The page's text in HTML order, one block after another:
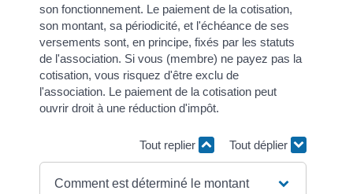
son fonctionnement. Le paiement de la cotisation,
son montant, sa périodicité, et l'échéance de ses
versements sont, en principe, fixés par les statuts
de l'association. Si vous (membre) ne payez pas la
cotisation, vous risquez d'être exclu de
l'association. Le paiement de la cotisation peut
ouvrir droit à une réduction d'impôt.
Tout replier Tout déplier
Comment est déterminé le montant